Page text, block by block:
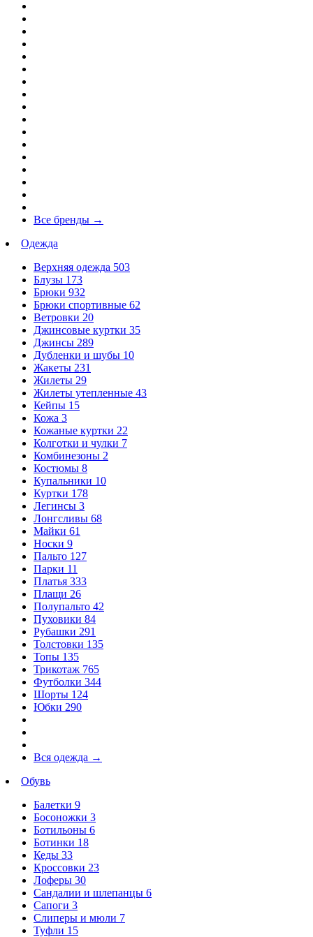
Все бренды →
Одежда
Верхняя одежда 503
Блузы 173
Брюки 932
Брюки спортивные 62
Ветровки 20
Джинсовые куртки 35
Джинсы 289
Дубленки и шубы 10
Жакеты 231
Жилеты 29
Жилеты утепленные 43
Кейпы 15
Кожа 3
Кожаные куртки 22
Колготки и чулки 7
Комбинезоны 2
Костюмы 8
Купальники 10
Куртки 178
Легинсы 3
Лонгсливы 68
Майки 61
Носки 9
Пальто 127
Парки 11
Платья 333
Плащи 26
Полупальто 42
Пуховики 84
Рубашки 291
Толстовки 135
Топы 135
Трикотаж 765
Футболки 344
Шорты 124
Юбки 290
Вся одежда →
Обувь
Балетки 9
Босоножки 3
Ботильоны 6
Ботинки 18
Кеды 33
Кроссовки 23
Лоферы 30
Сандалии и шлепанцы 6
Сапоги 3
Слиперы и мюли 7
Туфли 15